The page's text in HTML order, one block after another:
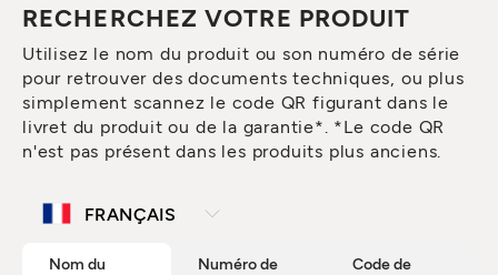
RECHERCHEZ VOTRE PRODUIT
Utilisez le nom du produit ou son numéro de série
pour retrouver des documents techniques, ou plus
simplement scannez le code QR figurant dans le
livret du produit ou de la garantie*. *Le code QR
n'est pas présent dans les produits plus anciens.
Nom du
Numéro de
Code de